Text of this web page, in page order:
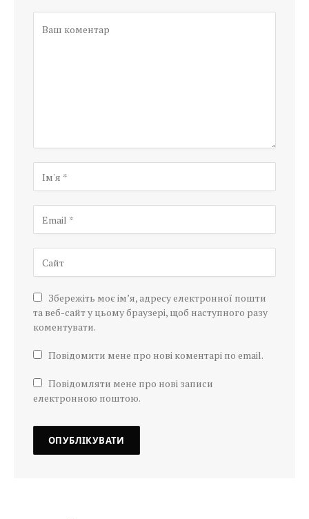
Збережіть моє ім’я, адресу електронної пошти
та веб-сайт у цьому браузері, щоб наступного разу
коментувати.
Повідомити мене про нові коментарі по email.
Повідомляти мене про нові записи
електронною поштою.